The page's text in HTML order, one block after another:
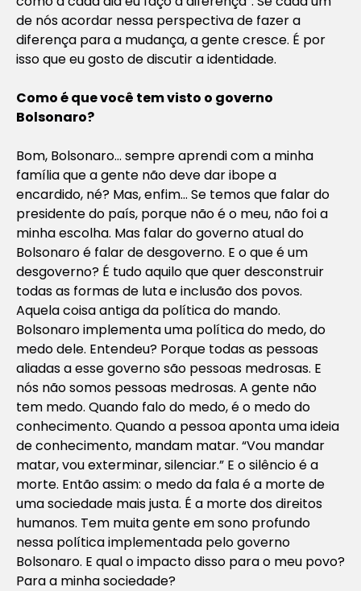
de nós acordar nessa perspectiva de fazer a
diferença para a mudança, a gente cresce. É por
isso que eu gosto de discutir a identidade.
Como é que você tem visto o governo
Bolsonaro?
Bom, Bolsonaro… sempre aprendi com a minha
família que a gente não deve dar ibope a
encardido, né? Mas, enfim… Se temos que falar do
presidente do país, porque não é o meu, não foi a
minha escolha. Mas falar do governo atual do
Bolsonaro é falar de desgoverno. E o que é um
desgoverno? É tudo aquilo que quer desconstruir
todas as formas de luta e inclusão dos povos.
Aquela coisa antiga da política do mando.
Bolsonaro implementa uma política do medo, do
medo dele. Entendeu? Porque todas as pessoas
aliadas a esse governo são pessoas medrosas. E
nós não somos pessoas medrosas. A gente não
tem medo. Quando falo do medo, é o medo do
conhecimento. Quando a pessoa aponta uma ideia
de conhecimento, mandam matar. “Vou mandar
matar, vou exterminar, silenciar.” E o silêncio é a
morte. Então assim: o medo da fala é a morte de
uma sociedade mais justa. É a morte dos direitos
humanos. Tem muita gente em sono profundo
nessa política implementada pelo governo
Bolsonaro. E qual o impacto disso para o meu povo?
Para a minha sociedade?